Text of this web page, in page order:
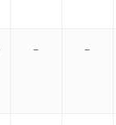
– –